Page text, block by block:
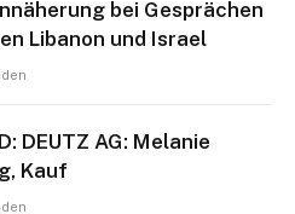
bei Gesprächen
Libanon und Israel
DEUTZ AG: Melanie
Kauf